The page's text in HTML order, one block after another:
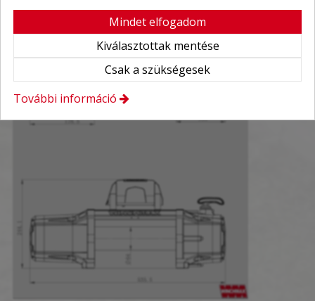
Mindet elfogadom
Kiválasztottak mentése
Csak a szükségesek
További információ